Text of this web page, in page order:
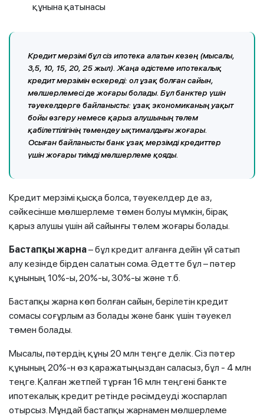
құнына қатынасы
Кредит мерзімібұл сіз ипотека алатын кезең (мысалы,
3,5, 10, 15, 20, 25 жыл). Жаңа әдістеме ипотекалық
кредит мерзімін ескереді: ол ұзақ болған сайын,
мөлшерлемесі де жоғары болады. Бұл банктер үшін
тәуекелдерге байланысты: ұзақ экономиканың уақыт
бойы өзгеру немесе қарыз алушының төлем
қабілеттілігінің төмендеу ықтималдығы жоғары.
Осыған байланысты банк ұзақ мерзімді кредиттер
үшін жоғары тиімді мөлшерлеме қояды.
Кредит мерзімі қысқа болса, тәуекелдер де аз,
сәйкесінше мөлшерлеме төмен болуы мүмкін, бірақ
қарыз алушы үшін ай сайынғы төлем жоғары болады.
Бастапқы жарна– бұл кредит алғанға дейін үй сатып
алу кезінде бірден салатын сома. Әдетте бұл – пәтер
құнының 10%-ы, 20%-ы, 30%-ы және т.б.
Бастапқы жарна көп болған сайын, берілетін кредит
сомасы соғұрлым аз болады және банк үшін тәуекел
төмен болады.
Мысалы, пәтердің құны 20 млн теңге делік. Сіз пәтер
құнының 20%-н өз қаражатыңыздан саласыз, бұл - 4 млн
теңге. Қалған жетпей тұрған 16 млн теңгені банкте
ипотекалық кредит ретінде рәсімдеуді жоспарлап
отырсыз. Мұндай бастапқы жарнамен мөлшерлеме